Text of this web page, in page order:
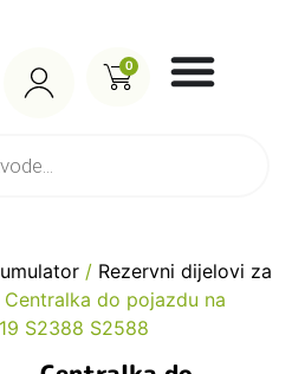
0
/ Rezervni dijelovi za
Centralka do pojazdu na
S2388 S2588